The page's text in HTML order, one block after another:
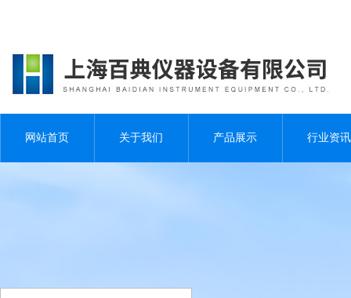
网站首页 关于我们 产品展示 行业资讯